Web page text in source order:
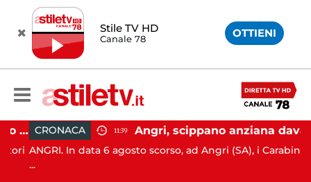
Stile TV HD
Canale 78 OTTIENI
Firme digitali utilizzate a loro insaputa: 9 indagati nel Vallo di Diano CRONACA 11:39 Angri, scippano anziana davanti ad un negozio: tre arresti
ANGRI. In data 6 agosto scorso, ad Angri (SA), i Carabinieri